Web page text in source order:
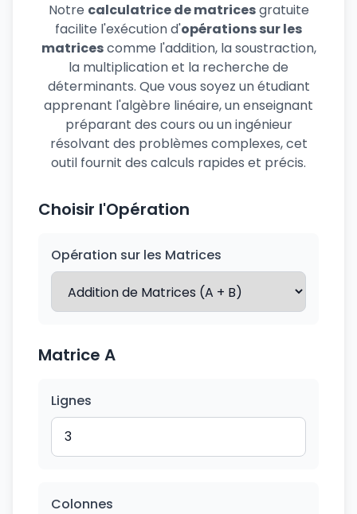
Notre calculatrice de matricesgratuite
facilite l'exécution d'opérations sur les
matricescomme l'addition, la soustraction,
la multiplication et la recherche de
déterminants. Que vous soyez un étudiant
apprenant l'algèbre linéaire, un enseignant
préparant des cours ou un ingénieur
résolvant des problèmes complexes, cet
outil fournit des calculs rapides et précis.
Choisir l'Opération
Opération sur les Matrices
Matrice A
Lignes
Colonnes